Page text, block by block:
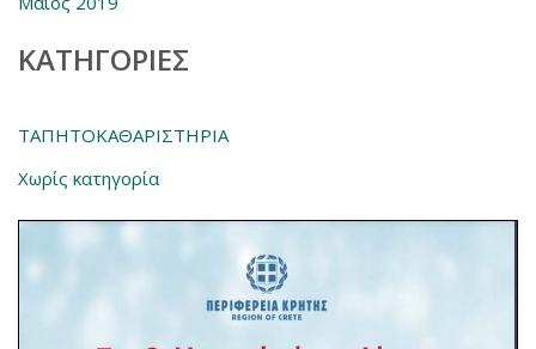
KΑΤΗΓΟΡΊΕΣ
ΤΑΠΗΤΟΚΑΘΑΡΙΣΤΗΡΙΑ
Χωρίς κατηγορία